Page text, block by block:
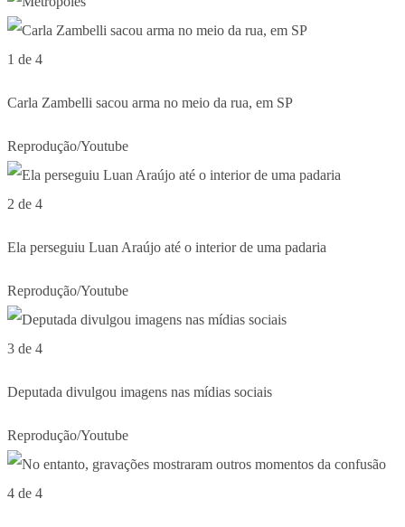
1 de 4
Carla Zambelli sacou arma no meio da rua, em SP
Reprodução/Youtube
2 de 4
Ela perseguiu Luan Araújo até o interior de uma padaria
Reprodução/Youtube
3 de 4
Deputada divulgou imagens nas mídias sociais
Reprodução/Youtube
4 de 4